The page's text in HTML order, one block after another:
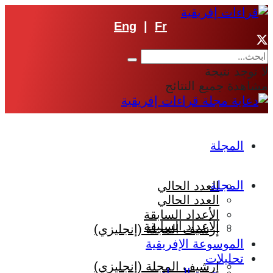
Eng Fr
لا توجد نتيجة
مشاهدة جميع النتائج
المجلة
العدد الحالي
الأعداد السابقة
إرشيف المجلة (إنجليزي)
المجلة
العدد الحالي
الأعداد السابقة
إرشيف المجلة (إنجليزي)
الموسوعة الإفريقية
تحليلات